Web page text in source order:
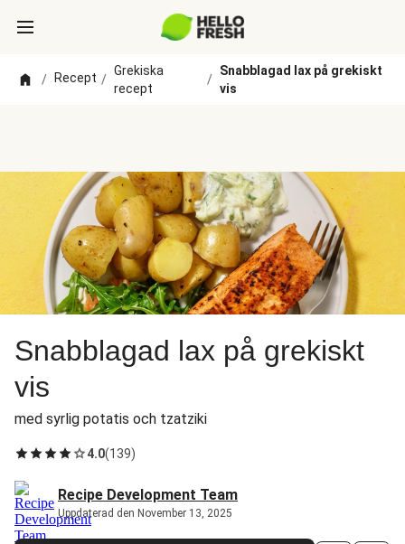
/ Recept /
Grekiska
recept
/
Snabblagad lax på grekiskt
vis
Snabblagad lax på grekiskt
vis
med syrlig potatis och tzatziki
4.0(139)
Recipe Development Team
Uppdaterad den November 13, 2025